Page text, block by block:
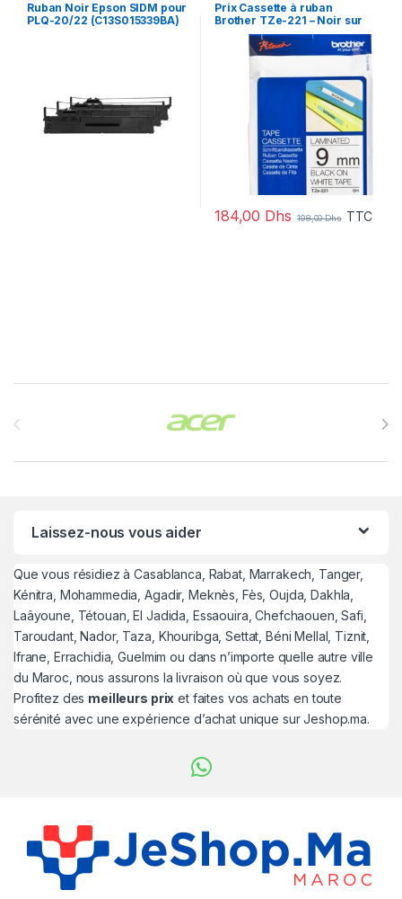
Ruban Noir Epson SIDM pour
PLQ-20/22 (C13S015339BA)
Prix Cassette à ruban
Brother TZe-221 – Noir sur
blanc, 9 mm de large / 8 m
de long – 198.00 – 198.00
184,00 Dhs 198,00Dhs TTC
Laissez-nous vous aider
Que vous résidiez à Casablanca, Rabat, Marrakech, Tanger,
Kénitra, Mohammedia, Agadir, Meknès, Fès, Oujda, Dakhla,
Laâyoune, Tétouan, El Jadida, Essaouira, Chefchaouen, Safi,
Taroudant, Nador, Taza, Khouribga, Settat, Béni Mellal, Tiznit,
Ifrane, Errachidia, Guelmim ou dans n’importe quelle autre ville
du Maroc, nous assurons la livraison où que vous soyez.
Profitez des meilleurs prix et faites vos achats en toute
sérénité avec une expérience d’achat unique sur Jeshop.ma.